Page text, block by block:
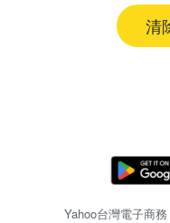
清
Yahoo台灣電子商